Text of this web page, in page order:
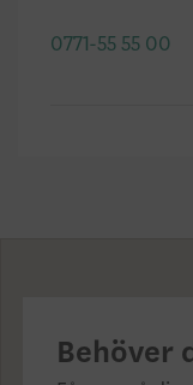
0771-55 55 00
Behöver